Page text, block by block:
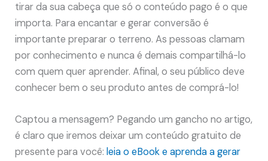
tirar da sua cabeça que só o conteúdo pago é o que
importa. Para encantar e gerar conversão é
importante preparar o terreno. As pessoas clamam
por conhecimento e nunca é demais compartilhá-lo
com quem quer aprender. Afinal, o seu público deve
conhecer bem o seu produto antes de comprá-lo!
Captou a mensagem? Pegando um gancho no artigo,
é claro que iremos deixar um conteúdo gratuito de
presente para você:leia o eBook e aprenda a gerar